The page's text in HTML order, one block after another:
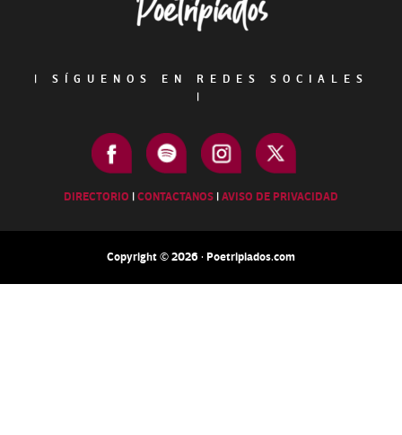
|
SÍGUENOS EN REDES SOCIALES
|
DIRECTORIO |CONTACTANOS |AVISO DE PRIVACIDAD
Copyright © 2026 · Poetripiados.com